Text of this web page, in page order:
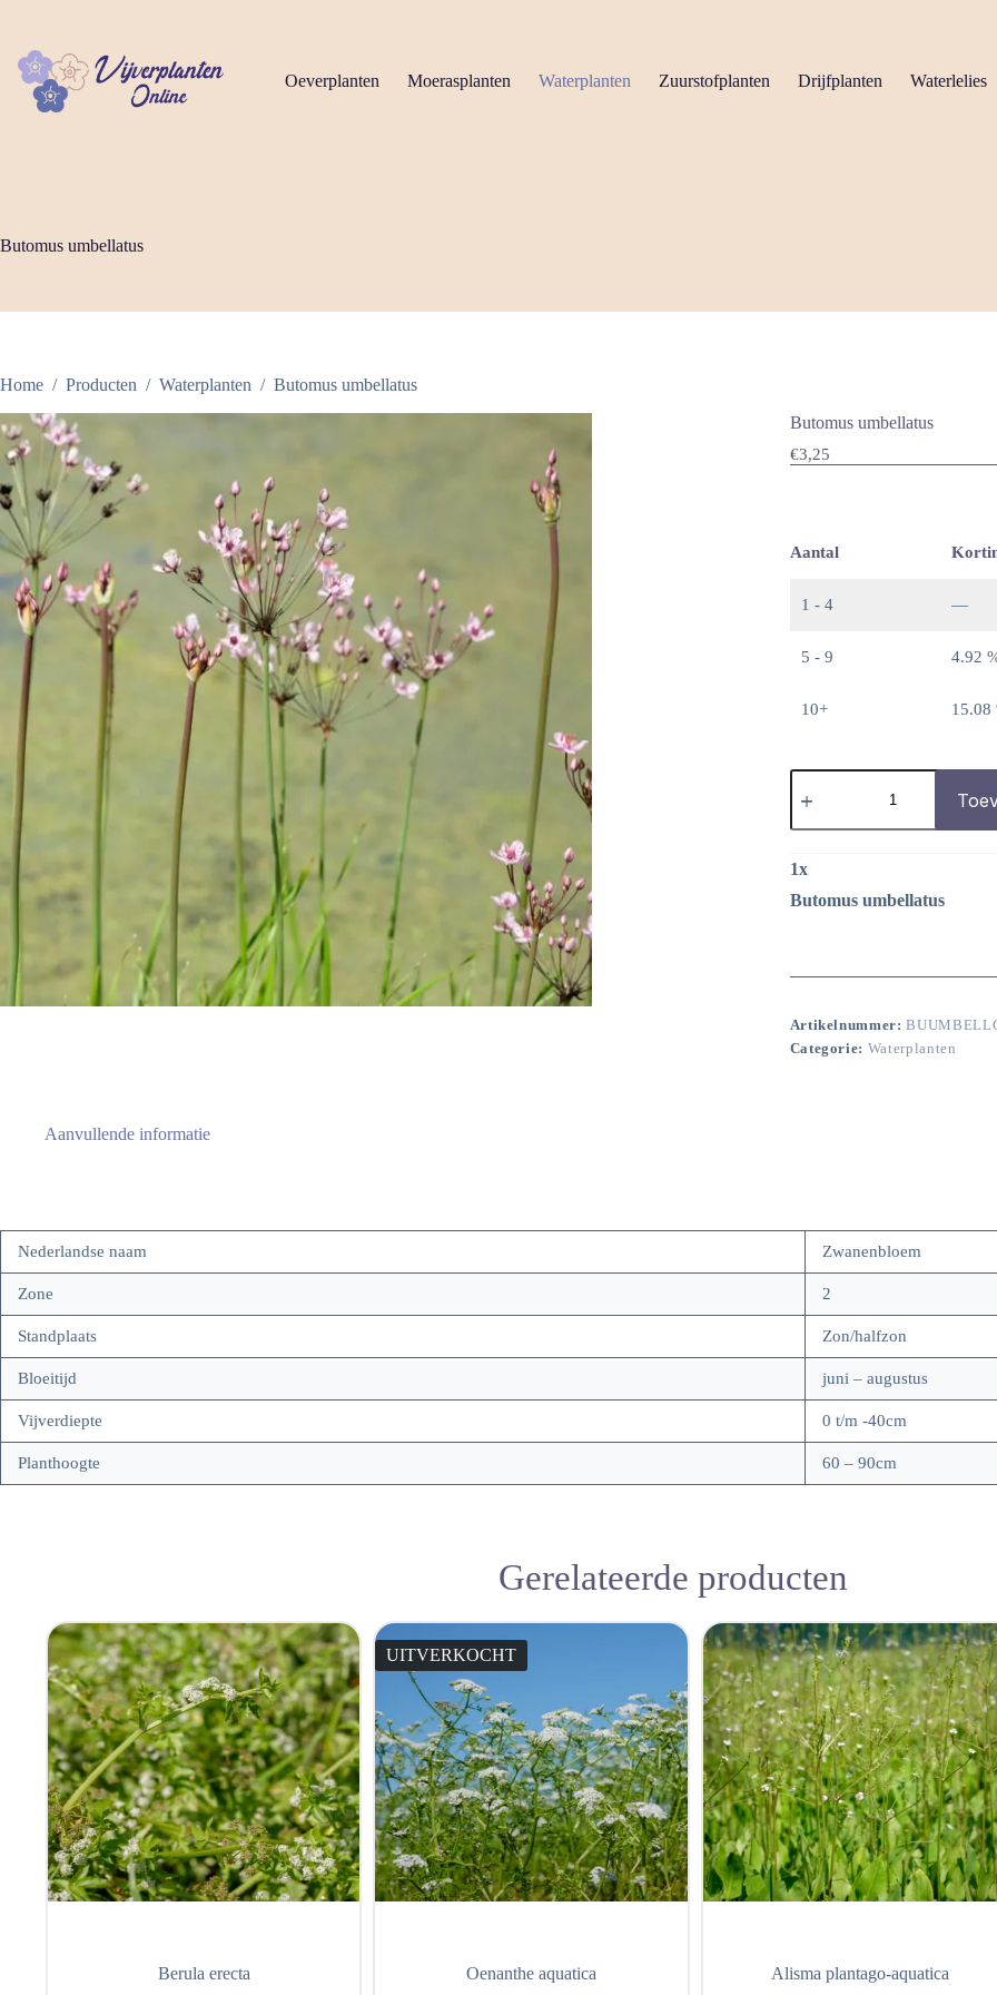
inhoud
Oeverplanten Moerasplanten Waterplanten Zuurstofplanten Drijfplanten Waterlelies
Butomus umbellatus
Home / Producten / Waterplanten / Butomus umbellatus
Butomus umbellatus
€3,25
Aantal
1 - 4 —
5 - 9 4.92
10+ 15.08
Butomus
umbellatus
1x
Butomus umbellatus
Artikelnummer:
Categorie: Waterplanten
Aanvullende informatie
Nederlandse naam Zwanenbloem
Zone 2
Standplaats Zon/halfzon
Bloeitijd juni – augustus
Vijverdiepte 0 t/m -40cm
Planthoogte 60 – 90cm
Gerelateerde producten
Berula erecta
UITVERKOCHT
Oenanthe aquatica Alisma plantago-aquatica